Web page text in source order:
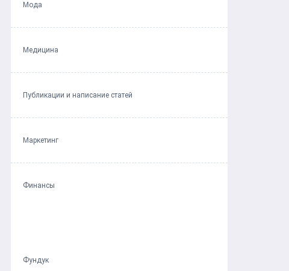
Мода
Медицина
Публикации и написание статей
Маркетинг
Финансы
Фундук